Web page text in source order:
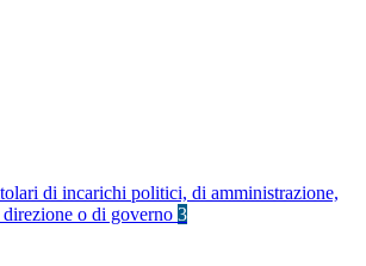
di incarichi politici, di amministrazione,
o di governo 3